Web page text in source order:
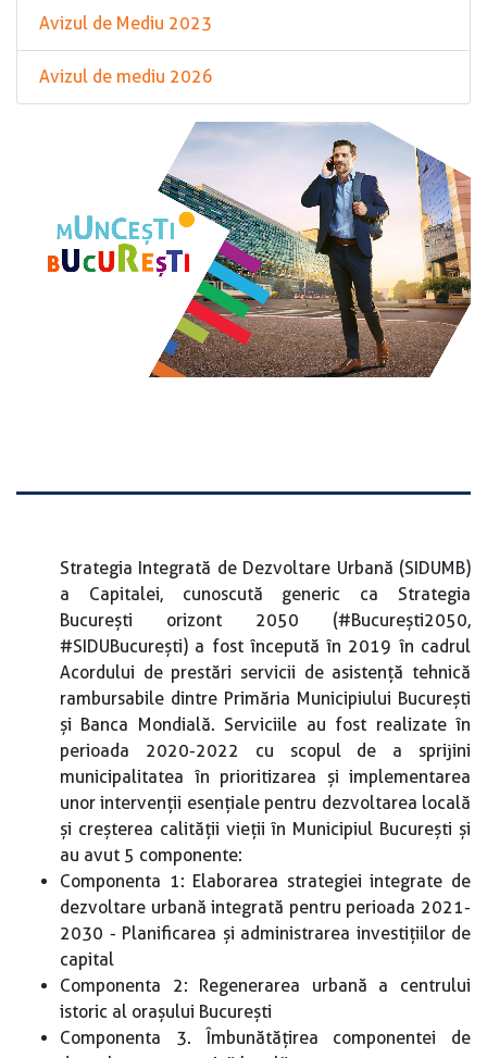
Avizul de Mediu 2023
Avizul de mediu 2026
Strategia Integrată de Dezvoltare Urbană (SIDUMB)
a Capitalei, cunoscută generic ca Strategia
București orizont 2050 (#București2050,
#SIDUBucurești) a fost începută în 2019 în cadrul
Acordului de prestări servicii de asistență tehnică
rambursabile dintre Primăria Municipiului București
și Banca Mondială. Serviciile au fost realizate în
perioada 2020-2022 cu scopul de a sprijini
municipalitatea în prioritizarea și implementarea
unor intervenții esențiale pentru dezvoltarea locală
și creșterea calității vieții în Municipiul București și
au avut 5 componente:
Componenta 1: Elaborarea strategiei integrate de
dezvoltare urbană integrată pentru perioada 2021-
2030 - Planificarea și administrarea investițiilor de
capital
Componenta 2: Regenerarea urbană a centrului
istoric al orașului București
Componenta 3. Îmbunătățirea componentei de